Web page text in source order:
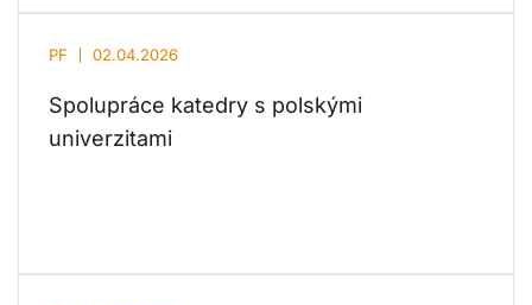
PF 02.04.2026
Spolupráce katedry s polskými
univerzitami